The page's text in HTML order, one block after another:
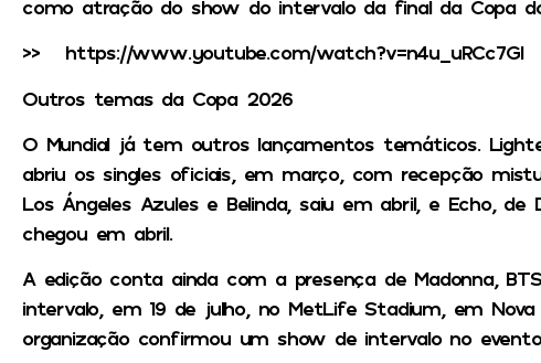
como atração do show do intervalo da final da Copa
>> https://www.youtube.com/watch?v=n4u_uRCc7GI
Outros temas da Copa 2026
O Mundial já tem outros lançamentos temáticos.
abriu os singles oficiais, em março, com recepção
Los Ángeles Azules e Belinda, saiu em abril, e Echo, de
chegou em abril.
A edição conta ainda com a presença de Madonna,
intervalo, em 19 de julho, no MetLife Stadium, em
organização confirmou um show de intervalo no